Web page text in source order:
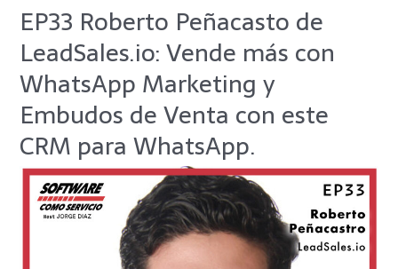
EP33 Roberto Peñacasto de
LeadSales.io: Vende más con
WhatsApp Marketing y
Embudos de Venta con este
CRM para WhatsApp.
EP33
Roberto
Peñacasto
LeadSales.io:
Vende
más
con
Marketing
Embudos